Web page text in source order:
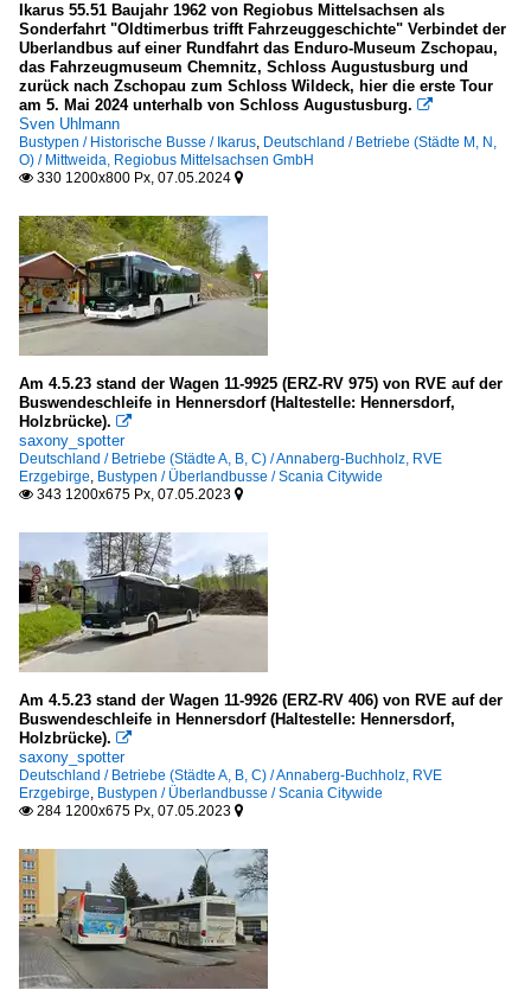
Ikarus 55.51 Baujahr 1962 von Regiobus Mittelsachsen als
Sonderfahrt "Oldtimerbus trifft Fahrzeuggeschichte" Verbindet der
Uberlandbus auf einer Rundfahrt das Enduro-Museum Zschopau,
das Fahrzeugmuseum Chemnitz, Schloss Augustusburg und
zurück nach Zschopau zum Schloss Wildeck, hier die erste Tour
am 5. Mai 2024 unterhalb von Schloss Augustusburg. 
Sven Uhlmann
Bustypen / Historische Busse / Ikarus, Deutschland / Betriebe (Städte M, N,
O) / Mittweida, Regiobus Mittelsachsen GmbH
 330 1200x800 Px, 07.05.2024 
Am 4.5.23 stand der Wagen 11-9925 (ERZ-RV 975) von RVE auf der
Buswendeschleife in Hennersdorf (Haltestelle: Hennersdorf,
Holzbrücke). 
saxony_spotter
Deutschland / Betriebe (Städte A, B, C) / Annaberg-Buchholz, RVE
Erzgebirge, Bustypen / Überlandbusse / Scania Citywide
 343 1200x675 Px, 07.05.2023 
Am 4.5.23 stand der Wagen 11-9926 (ERZ-RV 406) von RVE auf der
Buswendeschleife in Hennersdorf (Haltestelle: Hennersdorf,
Holzbrücke). 
saxony_spotter
Deutschland / Betriebe (Städte A, B, C) / Annaberg-Buchholz, RVE
Erzgebirge, Bustypen / Überlandbusse / Scania Citywide
 284 1200x675 Px, 07.05.2023 